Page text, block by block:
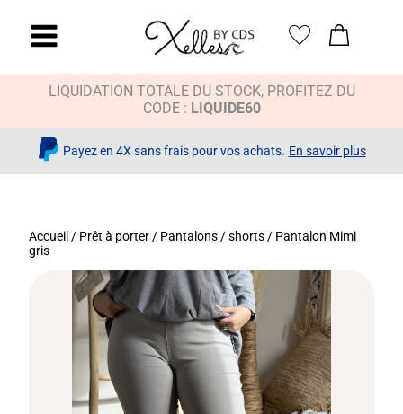
LIQUIDATION TOTALE DU STOCK, PROFITEZ DU
CODE : LIQUIDE60
Payez en 4X sans frais pour vos achats. En savoir plus
Accueil / Prêt à porter / Pantalons / shorts / Pantalon Mimi
gris